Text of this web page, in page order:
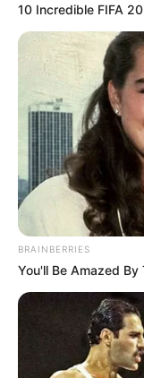
10 Incredible FIFA
BRAINBERRIES
You'll Be Amazed